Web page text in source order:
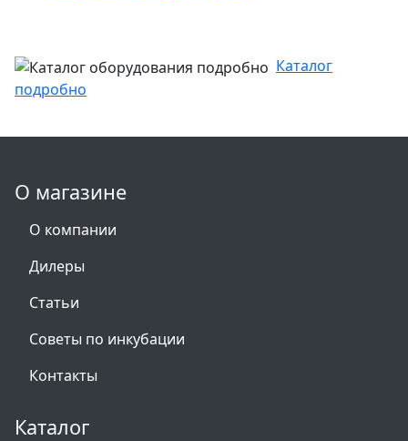
Каталог
подробно
О магазине
О компании
Дилеры
Статьи
Советы по инкубации
Контакты
Каталог